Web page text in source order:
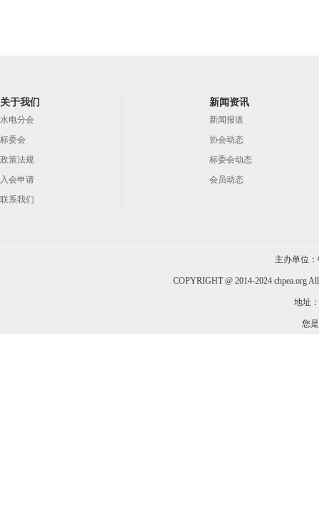
关于我们
水电分会
标委会
政策法规
入会申请
联系我们
新闻资讯
新闻报道
协会动态
标委会动态
会员动态
主办单位
COPYRIGHT @ 2014-2024 chpea.org
地址
您